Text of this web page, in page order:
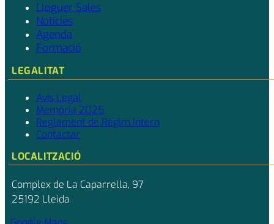
Lloguer Sales
Notícies
Agenda
Formació
LEGALITAT
Avís Legal
Memòria 2025
Reglament de Règim Intern
Contactar
LOCALITZACIÓ
Complex de La Caparrella, 97
25192 Lleida